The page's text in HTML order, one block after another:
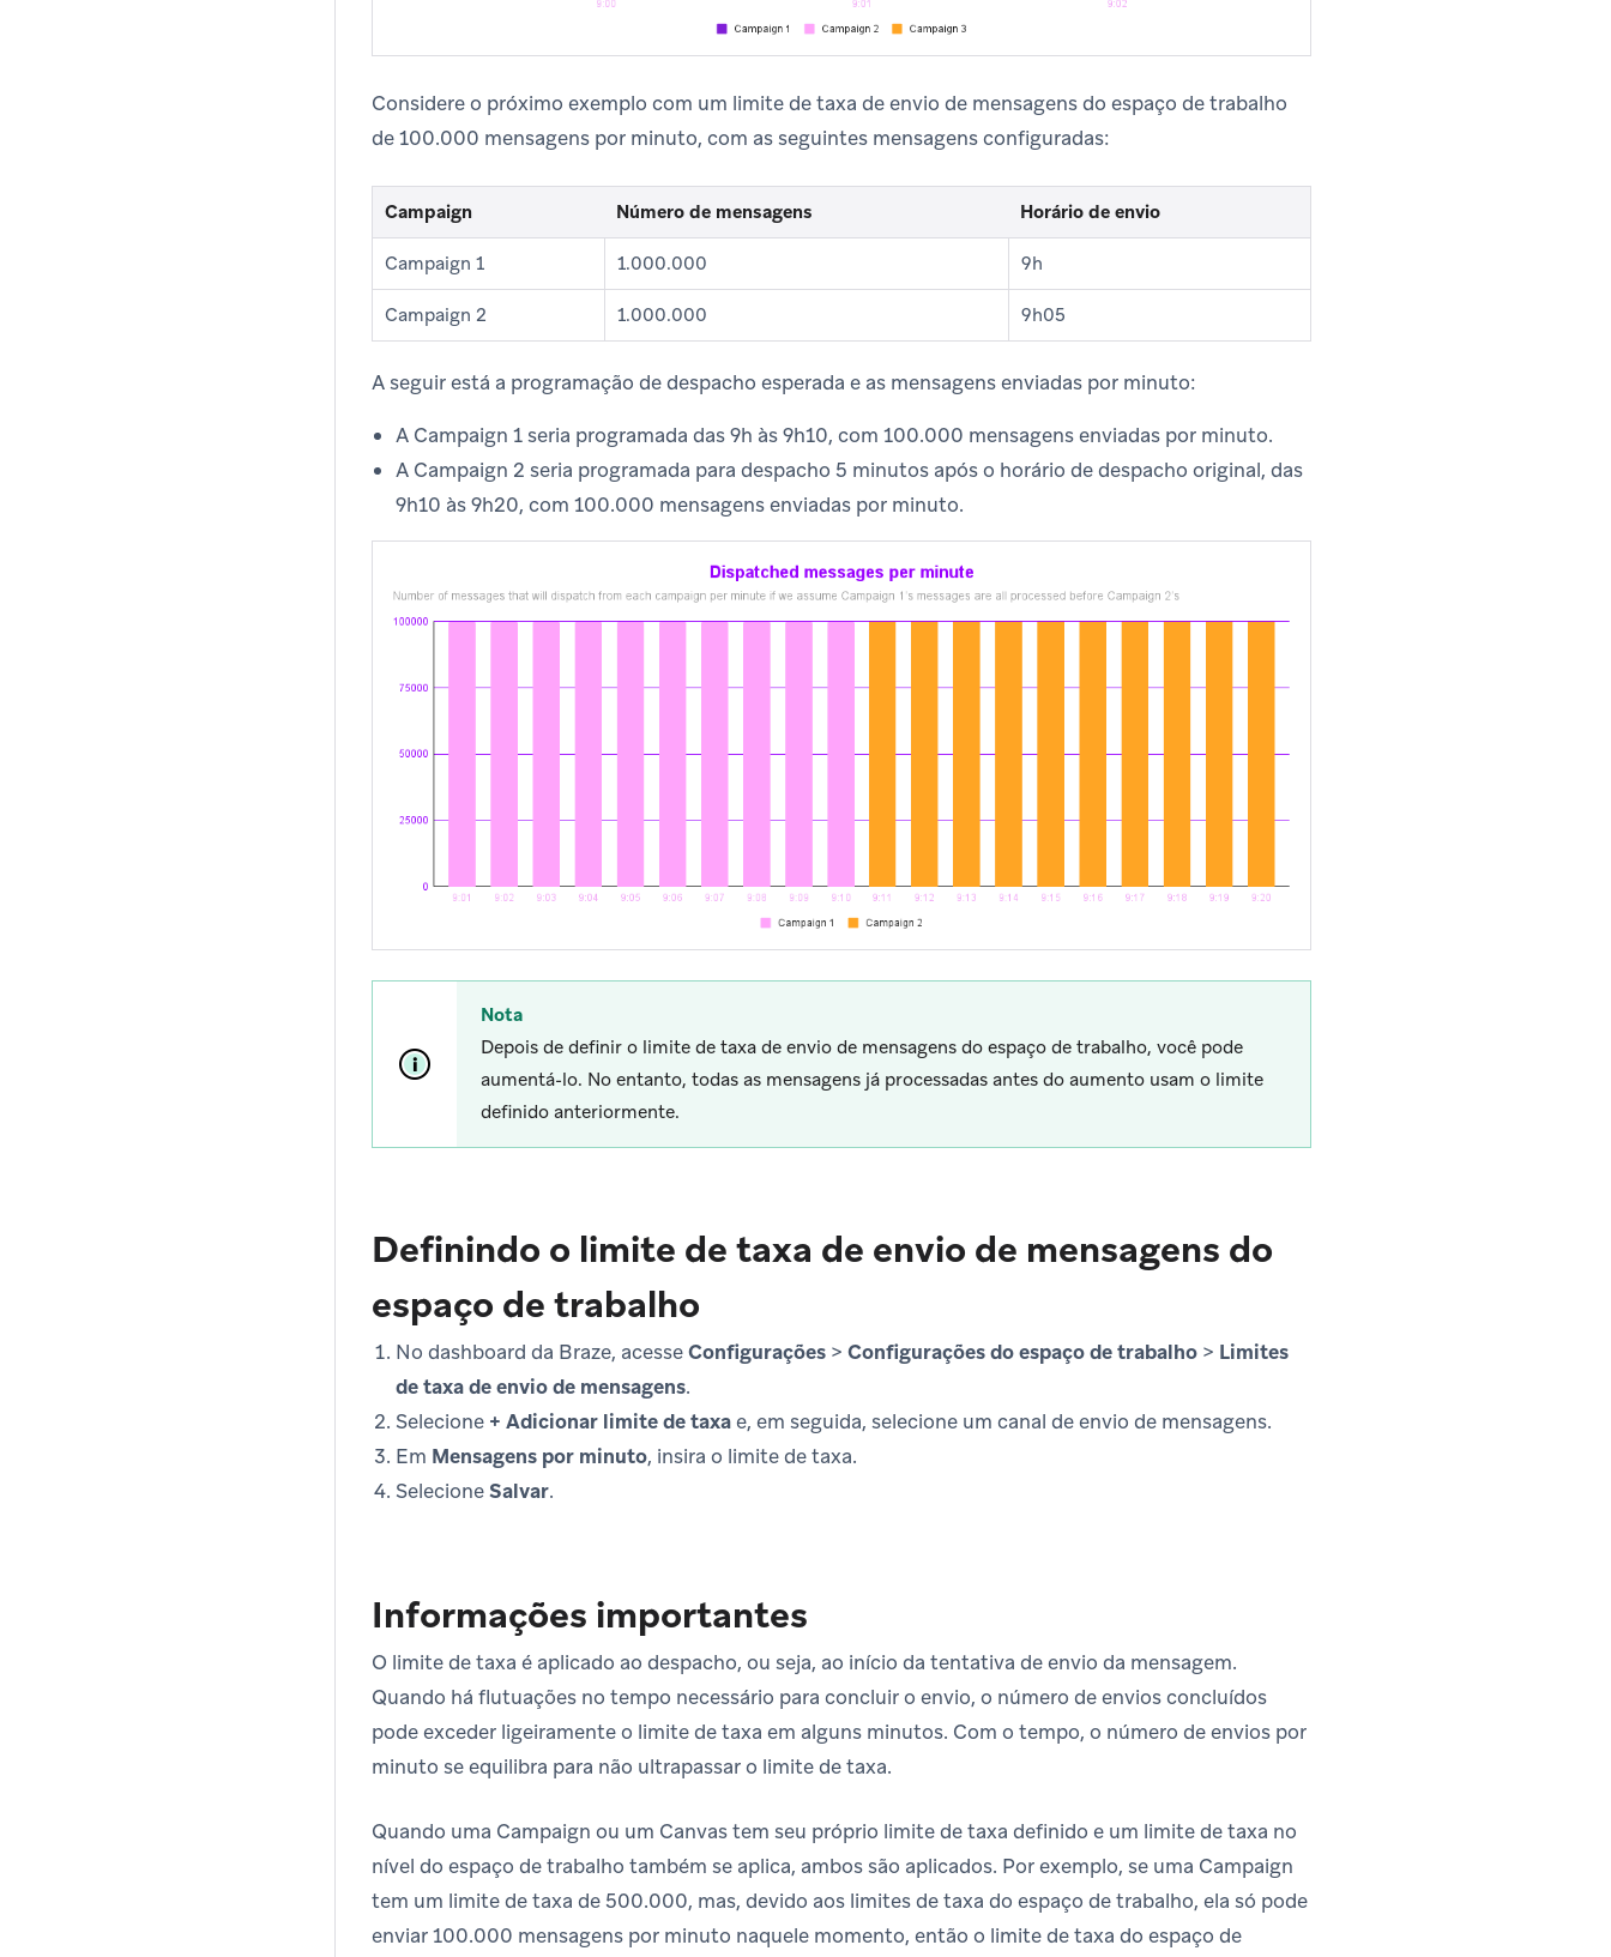
Considere o próximo exemplo com um limite de taxa de envio de mensagens do espaço de trabalho
de 100.000 mensagens por minuto, com as seguintes mensagens configuradas:
Campaign Número de mensagens Horário de envio
Campaign 1 1.000.000 9h
Campaign 2 1.000.000 9h05
A seguir está a programação de despacho esperada e as mensagens enviadas por minuto:
A Campaign 1 seria programada das 9h às 9h10, com 100.000 mensagens enviadas por minuto.
A Campaign 2 seria programada para despacho 5 minutos após o horário de despacho original, das
9h10 às 9h20, com 100.000 mensagens enviadas por minuto.
Nota
Depois de definir o limite de taxa de envio de mensagens do espaço de trabalho, você pode
aumentá-lo. No entanto, todas as mensagens já processadas antes do aumento usam o limite
definido anteriormente.
Definindo o limite de taxa de envio de mensagens do
espaço de trabalho
No dashboard da Braze, acesseConfigurações > Configurações do espaço de trabalho > Limites
de taxa de envio de mensagens.
Selecione + Adicionar limite de taxae, em seguida, selecione um canal de envio de mensagens.
Em Mensagens por minuto, insira o limite de taxa.
SelecioneSalvar.
Informações importantes
O limite de taxa é aplicado ao despacho, ou seja, ao início da tentativa de envio da mensagem.
Quando há flutuações no tempo necessário para concluir o envio, o número de envios concluídos
pode exceder ligeiramente o limite de taxa em alguns minutos. Com o tempo, o número de envios por
minuto se equilibra para não ultrapassar o limite de taxa.
Quando uma Campaign ou um Canvas tem seu próprio limite de taxa definido e um limite de taxa no
nível do espaço de trabalho também se aplica, ambos são aplicados. Por exemplo, se uma Campaign
tem um limite de taxa de 500.000, mas, devido aos limites de taxa do espaço de trabalho, ela só pode
enviar 100.000 mensagens por minuto naquele momento, então o limite de taxa do espaço de